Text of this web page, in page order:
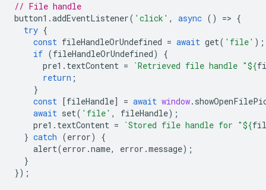
// File handle
button1 .addEventListener( 'click' , async () => {
try {
const fileHandleOrUndefined = await get( 'file' );
if (fileHandleOrUndefined)
{
pre1 . textContent = `Retrieved file handle "${
return ;
}
const [fileHandle] = await window.
await set( 'file' , fileHandle);
pre1 . textContent = `Stored file handle for "${
} catch (error)
{
alert(error .name, error .message);
}
});